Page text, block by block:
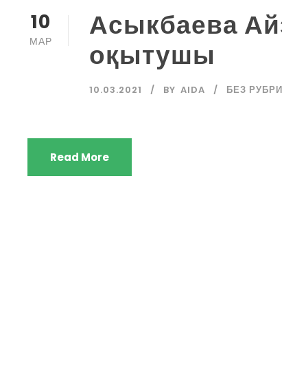
10
МАР
Асыкбаева
оқытушы
10.03.2021 BY AIDA БЕЗ
Read More